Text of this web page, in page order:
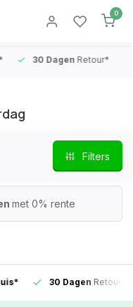
0
30 DagenRetour*
Filters
met 0% rente
30 DagenRetour*